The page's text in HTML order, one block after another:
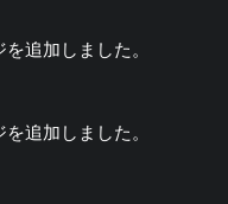
追加しました。
追加しました。